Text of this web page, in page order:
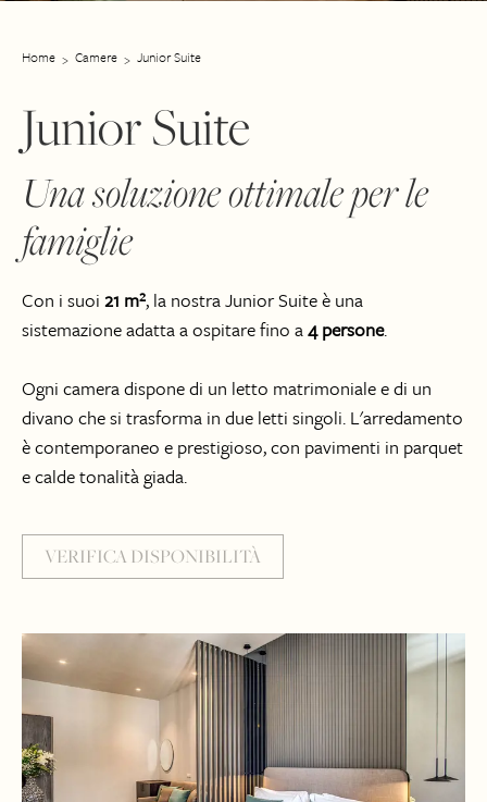
Home Camere Junior Suite
Junior Suite
Una soluzione ottimale per le
famiglie
Con i suoi 21 m², la nostra Junior Suite è una
sistemazione adatta a ospitare fino a4 persone.
Ogni camera dispone di un letto matrimoniale e di un
divano che si trasforma in due letti singoli. L'arredamento
è contemporaneo e prestigioso, con pavimenti in parquet
e calde tonalità giada.
VERIFICA DISPONIBILITÀ